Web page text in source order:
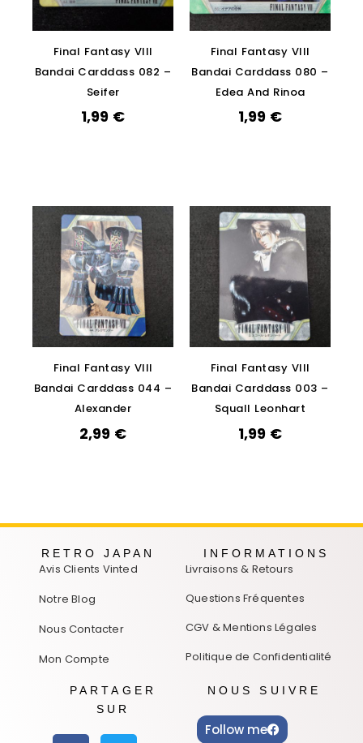
Final Fantasy VIII
Bandai Carddass 082 –
Seifer
1,99 €
Final Fantasy VIII
Bandai Carddass 080 –
Edea And Rinoa
1,99 €
Final Fantasy VIII
Bandai Carddass 044 –
Alexander
2,99 €
Final Fantasy VIII
Bandai Carddass 003 –
Squall Leonhart
1,99 €
RETRO JAPAN
Avis Clients Vinted
Notre Blog
Nous Contacter
Mon Compte
INFORMATIONS
Livraisons & Retours
Questions Fréquentes
CGV & Mentions Légales
Politique de Confidentialité
PARTAGER
SUR
NOUS SUIVRE
Follow me